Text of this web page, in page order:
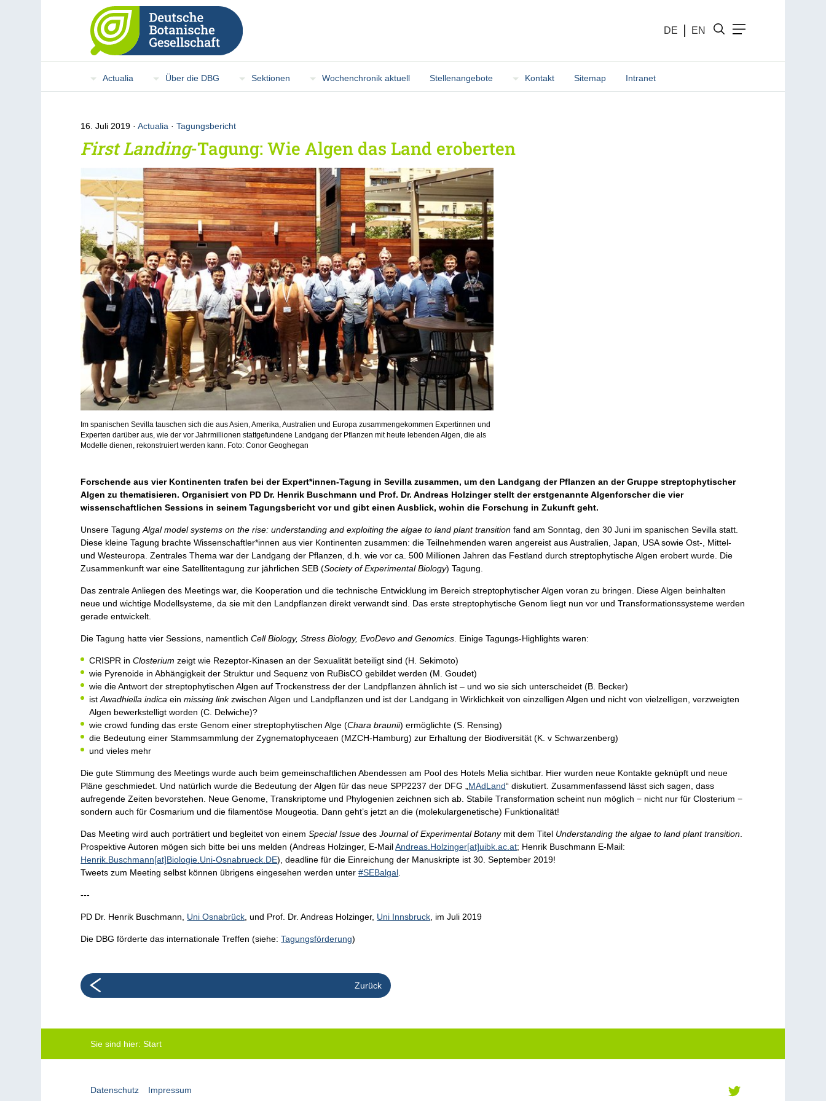
DE EN
Actualia Über die DBG Sektionen Wochenchronik aktuell Stellenangebote Kontakt Sitemap Intranet
16. Juli 2019 Actualia ·Tagungsbericht
First Landing-Tagung: Wie Algen das Land eroberten
Im spanischen Sevilla tauschen sich die aus Asien, Amerika, Australien und Europa zusammengekommen Expertinnen und
Experten darüber aus, wie der vor Jahrmillionen stattgefundene Landgang der Pflanzen mit heute lebenden Algen, die als
Modelle dienen, rekonstruiert werden kann. Foto: Conor Geoghegan
Forschende aus vier Kontinenten trafen bei der Expert*innen-Tagung in Sevilla zusammen, um den Landgang der Pflanzen an der Gruppe streptophytischer
Algen zu thematisieren. Organisiert von PD Dr. Henrik Buschmann und Prof. Dr. Andreas Holzinger stellt der erstgenannte Algenforscher die vier
wissenschaftlichen Sessions in seinem Tagungsbericht vor und gibt einen Ausblick, wohin die Forschung in Zukunft geht.
Unsere TagungAlgal model systems on the rise: understanding and exploiting the algae to land plant transition fand am Sonntag, den 30 Juni im spanischen Sevilla statt.
Diese kleine Tagung brachte Wissenschaftler*innen aus vier Kontinenten zusammen: die Teilnehmenden waren angereist aus Australien, Japan, USA sowie Ost-, Mittel-
und Westeuropa. Zentrales Thema war der Landgang der Pflanzen, d.h. wie vor ca. 500 Millionen Jahren das Festland durch streptophytische Algen erobert wurde. Die
Zusammenkunft war eine Satellitentagung zur jährlichen SEB (Society of Experimental Biology) Tagung.
Das zentrale Anliegen des Meetings war, die Kooperation und die technische Entwicklung im Bereich streptophytischer Algen voran zu bringen. Diese Algen beinhalten
neue und wichtige Modellsysteme, da sie mit den Landpflanzen direkt verwandt sind. Das erste streptophytische Genom liegt nun vor und Transformationssysteme werden
gerade entwickelt.
Die Tagung hatte vier Sessions, namentlichCell Biology, Stress Biology, EvoDevo and Genomics . Einige Tagungs-Highlights waren:
CRISPR inClosteriumzeigt wie Rezeptor-Kinasen an der Sexualität beteiligt sind (H. Sekimoto)
wie Pyrenoide in Abhängigkeit der Struktur und Sequenz von RuBisCO gebildet werden (M. Goudet)
wie die Antwort der streptophytischen Algen auf Trockenstress der der Landpflanzen ähnlich ist – und wo sie sich unterscheidet (B. Becker)
istAwadhiella indica einmissing linkzwischen Algen und Landpflanzen und ist der Landgang in Wirklichkeit von einzelligen Algen und nicht von vielzelligen, verzweigten
Algen bewerkstelligt worden (C. Delwiche)?
wie crowd funding das erste Genom einer streptophytischen Alge (Chara braunii) ermöglichte (S. Rensing)
die Bedeutung einer Stammsammlung der Zygnematophyceaen (MZCH-Hamburg) zur Erhaltung der Biodiversität (K. v Schwarzenberg)
und vieles mehr
Die gute Stimmung des Meetings wurde auch beim gemeinschaftlichen Abendessen am Pool des Hotels Melia sichtbar. Hier wurden neue Kontakte geknüpft und neue
Pläne geschmiedet. Und natürlich wurde die Bedeutung der Algen für das neue SPP2237 der DFG „ MAdLand“ diskutiert. Zusammenfassend lässt sich sagen, dass
aufregende Zeiten bevorstehen. Neue Genome, Transkriptome und Phylogenien zeichnen sich ab. Stabile Transformation scheint nun möglich − nicht nur für Closterium −
sondern auch für Cosmarium und die filamentöse Mougeotia. Dann geht’s jetzt an die (molekulargenetische) Funktionalität!
Das Meeting wird auch porträtiert und begleitet von einemSpecial Issue desJournal of Experimental Botanymit dem Titel Understanding the algae to land plant transition
Prospektive Autoren mögen sich bitte bei uns melden (Andreas Holzinger, E-MailAndreas.Holzinger[at]uibk.ac.at; Henrik Buschmann E-Mail:
Henrik.Buschmann[at]Biologie.Uni-Osnabrueck.DE), deadline für die Einreichung der Manuskripte ist 30. September 2019!
Tweets zum Meeting selbst können übrigens eingesehen werden unter#SEBalgal
---
PD Dr. Henrik Buschmann, Uni Osnabrück , und Prof. Dr. Andreas Holzinger, Uni Innsbruck , im Juli 2019
Die DBG förderte das internationale Treffen (siehe:Tagungsförderung)
Zurück
Sie sind hier: Start
Datenschutz Impressum